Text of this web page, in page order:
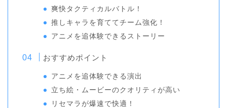
爽快タクティカルバトル！
推しキャラを育ててチーム強化！
アニメを追体験できるストーリー
おすすめポイント
アニメを追体験できる演出
立ち絵・ムービーのクオリティが高い
リセマラが爆速で快適！